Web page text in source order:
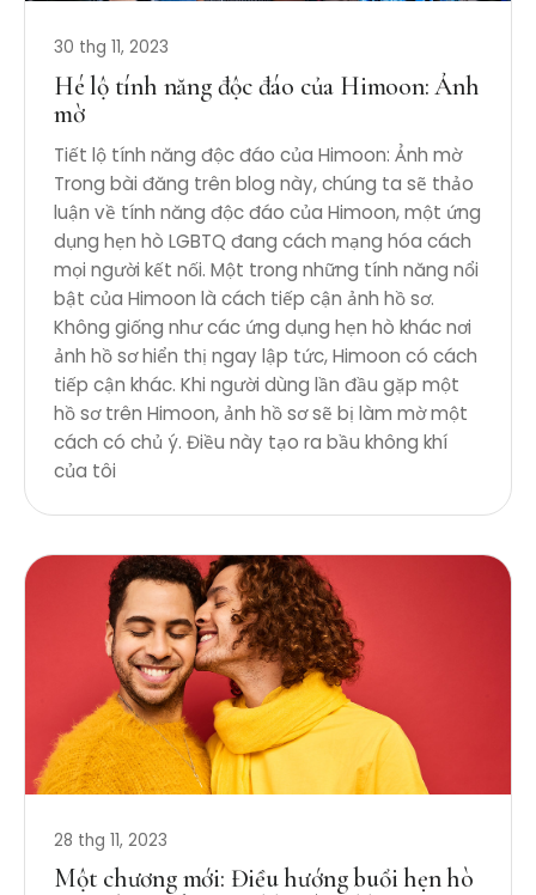
30 thg 11, 2023
Hé lộ tính năng độc đáo của Himoon: Ảnh
mờ
Tiết lộ tính năng độc đáo của Himoon: Ảnh mờ
Trong bài đăng trên blog này, chúng ta sẽ thảo
luận về tính năng độc đáo của Himoon, một ứng
dụng hẹn hò LGBTQ đang cách mạng hóa cách
mọi người kết nối. Một trong những tính năng nổi
bật của Himoon là cách tiếp cận ảnh hồ sơ.
Không giống như các ứng dụng hẹn hò khác nơi
ảnh hồ sơ hiển thị ngay lập tức, Himoon có cách
tiếp cận khác. Khi người dùng lần đầu gặp một
hồ sơ trên Himoon, ảnh hồ sơ sẽ bị làm mờ một
cách có chủ ý. Điều này tạo ra bầu không khí
của tôi
28 thg 11, 2023
Một chương mới: Điều hướng buổi hẹn hò